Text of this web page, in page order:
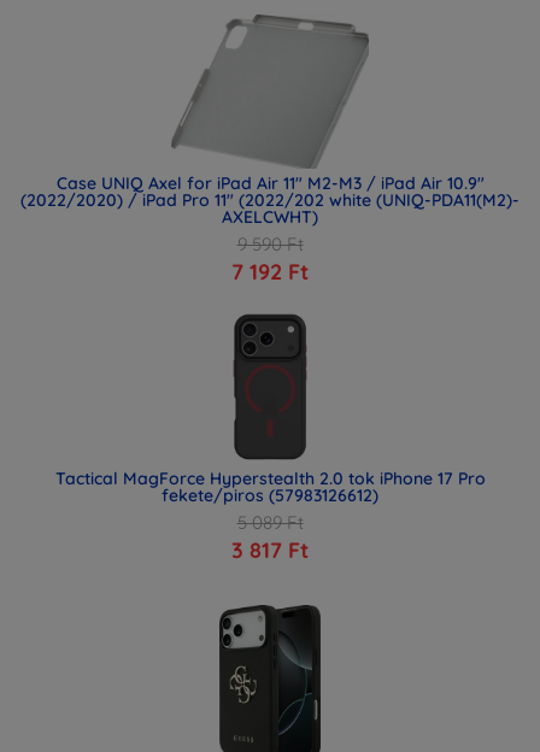
Case UNIQ Axel for iPad Air 11" M2-M3 / iPad Air 10.9"
(2022/2020) / iPad Pro 11" (2022/202 white (UNIQ-PDA11(M2)-
AXELCWHT)
9 590 Ft
7 192 Ft
Tactical MagForce Hyperstealth 2.0 tok iPhone 17 Pro
fekete/piros (57983126612)
5 089 Ft
3 817 Ft